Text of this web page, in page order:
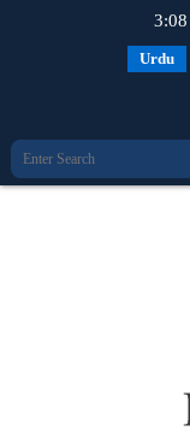
Urdu